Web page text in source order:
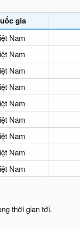
gia
Nam
Nam
Nam
Nam
Nam
Nam
Nam
Nam
Nam
thời gian tới.